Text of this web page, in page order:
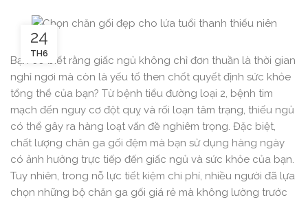
24
TH6
Bạn có biết rằng giấc ngủ không chỉ đơn thuần là thời gian
nghỉ ngơi mà còn là yếu tố then chốt quyết định sức khỏe
tổng thể của bạn? Từ bệnh tiểu đường loại 2, bệnh tim
mạch đến nguy cơ đột quỵ và rối loạn tâm trạng, thiếu ngủ
có thể gây ra hàng loạt vấn đề nghiêm trọng. Đặc biệt,
chất lượng chăn ga gối đệm mà bạn sử dụng hàng ngày
có ảnh hưởng trực tiếp đến giấc ngủ và sức khỏe của bạn.
Tuy nhiên, trong nỗ lực tiết kiệm chi phí, nhiều người đã lựa
chọn những bộ chăn ga gối giá rẻ mà không lường trước